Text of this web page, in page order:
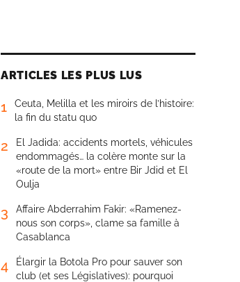
ARTICLES LES PLUS LUS
1
Ceuta, Melilla et les miroirs de l’histoire:
la fin du statu quo
2
El Jadida: accidents mortels, véhicules
endommagés… la colère monte sur la
«route de la mort» entre Bir Jdid et El
Oulja
3
Affaire Abderrahim Fakir: «Ramenez-
nous son corps», clame sa famille à
Casablanca
4
Élargir la Botola Pro pour sauver son
club (et ses Législatives): pourquoi